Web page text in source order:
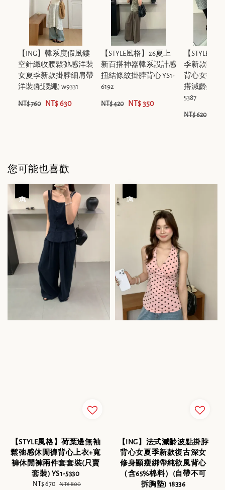
【ING】韓系度假風鏤
空針織收腰鬆弛感洋裝
女夏季新款掛脖細肩帶
洋裝(配腰繩) w9331
NT$ 760 NT$ 630
【STYLE風格】26夏上
新百搭神器韓系設計感
扭結條紋掛脖背心 YS1-
6192
NT$ 420 NT$ 350
【STYLE風
季新款韓版
背心女抽繩
搭減齡疊穿
5387
NT$ 620
您可能也喜歡
【STYLE風格】荷葉邊無袖
鬆弛感休閒褲背心上衣+寬
褲休閒褲兩件套套裝(只賣
套裝) YS1-5330
Sale
NT$ 670 Regular
NT$ 800
【ING】法式減齡波點掛脖
背心女夏季新款復古深女
修身顯瘦綁帶純欲風背心
（含65%棉料）(自帶不可
拆胸墊) 18336